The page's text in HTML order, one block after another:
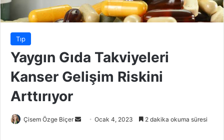
Tıp
Yaygın Gıda Takviyeleri
Kanser Gelişim Riskini
Arttırıyor
Çisem Özge Biçer
Bir
Ocak 4, 2023 2 dakika okuma süresi